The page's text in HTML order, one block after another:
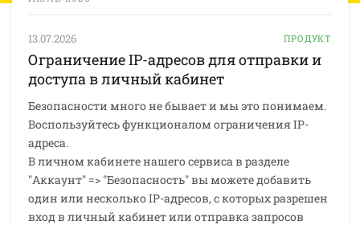
13.07.2026 ПРОДУКТ
Ограничение IP-адресов для отправки и
доступа в личный кабинет
Безопасности много не бывает и мы это понимаем.
Воспользуйтесь функционалом ограничения IP-
адреса.
В личном кабинете нашего сервиса в разделе
"Аккаунт" => "Безопасность" вы можете добавить
один или несколько IP-адресов, с которых разрешен
вход в личный кабинет или отправка запросов